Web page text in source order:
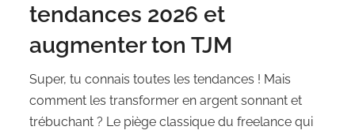
tendances 2026 et
augmenter ton TJM
Super, tu connais toutes les tendances ! Mais
comment les transformer en argent sonnant et
trébuchant ? Le piège classique du freelance qui